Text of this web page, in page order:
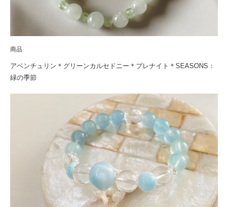
商品
アベンチュリン＊グリーンカルセドニー＊プレナイト＊SEASONS：
緑の季節